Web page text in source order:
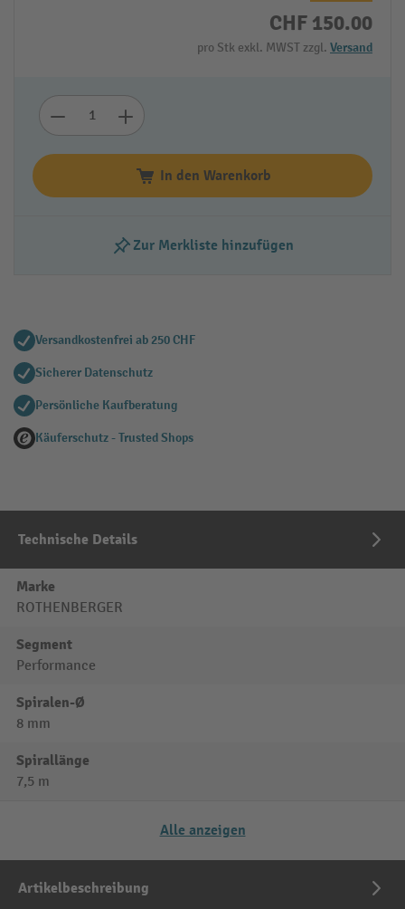
CHF 150.00
pro Stk exkl. MWST zzgl. Versand
In den Warenkorb
Zur Merkliste hinzufügen
Versandkostenfrei ab 250 CHF
Sicherer Datenschutz
Persönliche Kaufberatung
Käuferschutz - Trusted Shops
Technische Details
Marke
ROTHENBERGER
Segment
Performance
Spiralen-Ø
8 mm
Spirallänge
7,5 m
Alle anzeigen
Artikelbeschreibung